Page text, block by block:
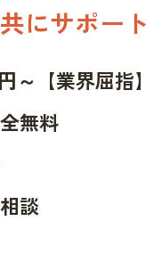
にサポート
～【業界屈指】
無料
談